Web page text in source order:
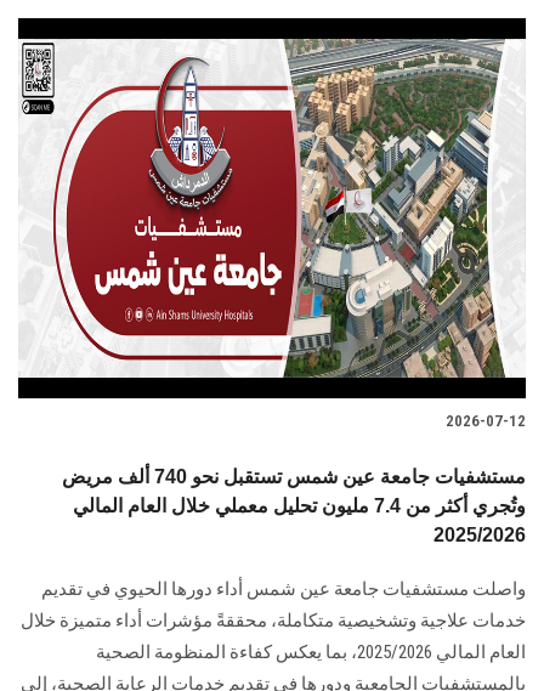
2026-07-12
مستشفيات جامعة عين شمس تستقبل نحو 740 ألف مريض
وتُجري أكثر من 7.4 مليون تحليل معملي خلال العام المالي
2025/2026
واصلت مستشفيات جامعة عين شمس أداء دورها الحيوي في تقديم
خدمات علاجية وتشخيصية متكاملة، محققةً مؤشرات أداء متميزة خلال
العام المالي 2025/2026، بما يعكس كفاءة المنظومة الصحية
بالمستشفيات الجامعية ودورها في تقديم خدمات الرعاية الصحية، إلى